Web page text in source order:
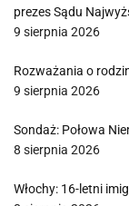
prezes Sądu
9 sierpnia 2026
Rozważania o
9 sierpnia 2026
Sondaż: Połowa
8 sierpnia 2026
Włochy: 16-letni